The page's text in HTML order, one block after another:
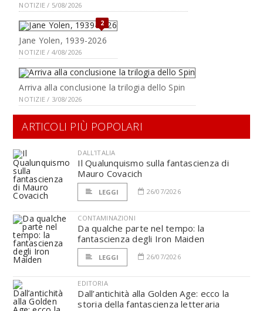
NOTIZIE / 5/08/2026
2
Jane Yolen, 1939-2026
NOTIZIE / 4/08/2026
Arriva alla conclusione la trilogia dello Spin
NOTIZIE / 3/08/2026
ARTICOLI PIÙ POPOLARI
DALL'ITALIA
Il Qualunquismo sulla fantascienza di
Mauro Covacich
LEGGI 26/07/2026
CONTAMINAZIONI
Da qualche parte nel tempo: la
fantascienza degli Iron Maiden
LEGGI 26/07/2026
EDITORIA
Dall’antichità alla Golden Age: ecco la
storia della fantascienza letteraria